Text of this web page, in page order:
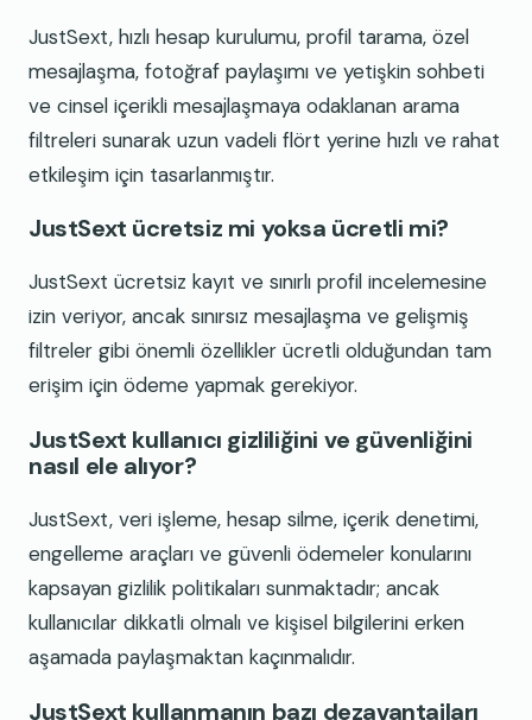
JustSext, hızlı hesap kurulumu, profil tarama, özel
mesajlaşma, fotoğraf paylaşımı ve yetişkin sohbeti
ve cinsel içerikli mesajlaşmaya odaklanan arama
filtreleri sunarak uzun vadeli flört yerine hızlı ve rahat
etkileşim için tasarlanmıştır.
JustSext ücretsiz mi yoksa ücretli mi?
JustSext ücretsiz kayıt ve sınırlı profil incelemesine
izin veriyor, ancak sınırsız mesajlaşma ve gelişmiş
filtreler gibi önemli özellikler ücretli olduğundan tam
erişim için ödeme yapmak gerekiyor.
JustSext kullanıcı gizliliğini ve güvenliğini
nasıl ele alıyor?
JustSext, veri işleme, hesap silme, içerik denetimi,
engelleme araçları ve güvenli ödemeler konularını
kapsayan gizlilik politikaları sunmaktadır; ancak
kullanıcılar dikkatli olmalı ve kişisel bilgilerini erken
aşamada paylaşmaktan kaçınmalıdır.
JustSext kullanmanın bazı dezavantajları